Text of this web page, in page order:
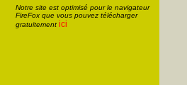
Notre site est optimisé pour le navigateur
FireFox que vous pouvez télécharger
gratuitement ici